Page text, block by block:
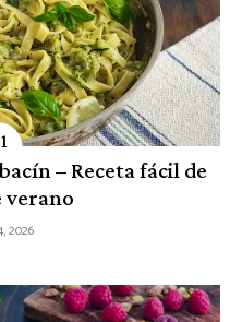
– Receta fácil de
verano
2026